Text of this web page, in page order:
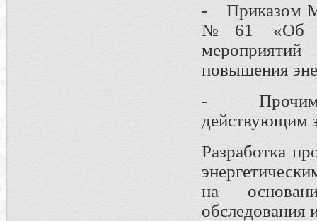
- Приказом
№61 «Об
повышения
- Прочими
действующим
Разработка
на
обследования